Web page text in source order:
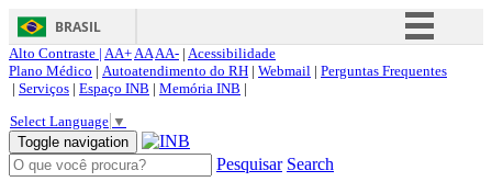
BRASIL
Simplifique!
Acesso à informação
Alto Contraste | AA+AAAA- | Acessibilidade
Plano Médico | Autoatendimento do RH | Webmail | Perguntas Frequentes
| Serviços | Espaço INB | Memória INB |
Select Language ▼
Toggle navigation
Pesquisar Search